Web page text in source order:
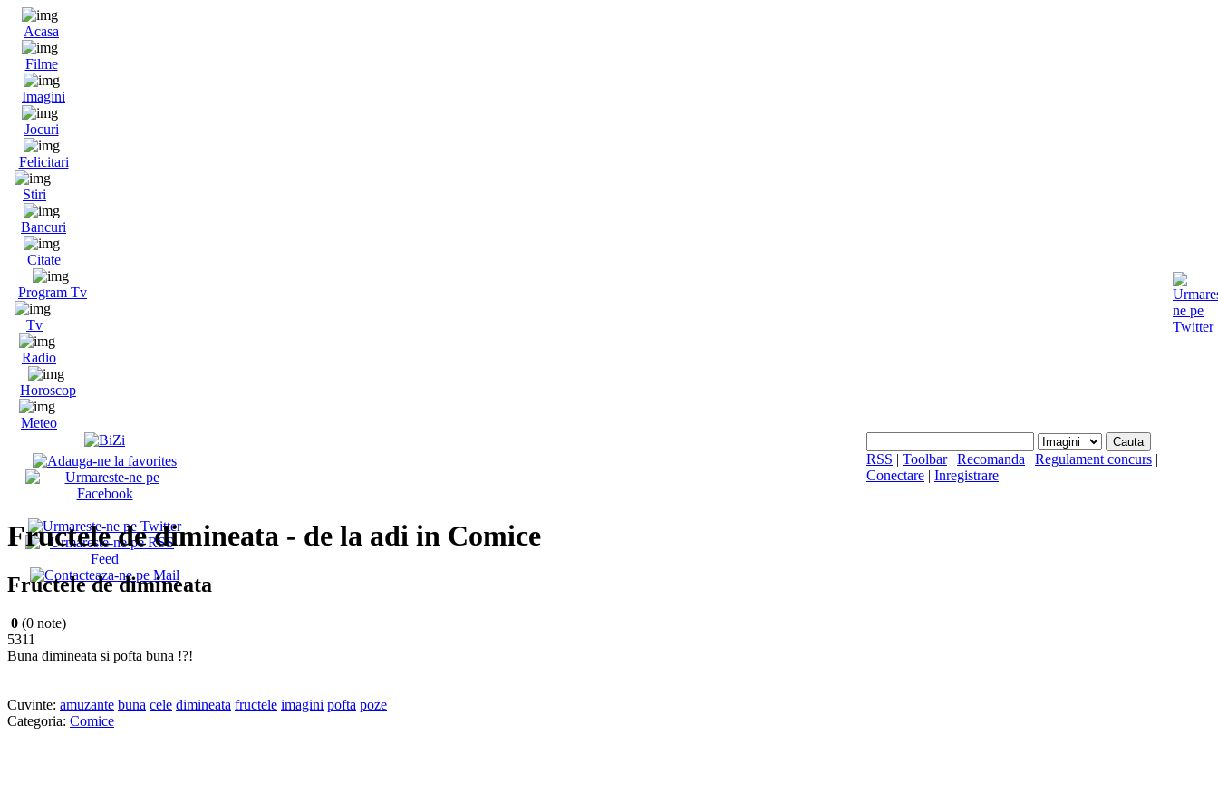
Acasa
Filme
Imagini
Jocuri
Felicitari
Stiri
Bancuri
Citate
Program Tv
Tv
Radio
Horoscop
Meteo
RSS | Toolbar| Recomanda | Regulament concurs |
Conectare | Inregistrare
Fructele de dimineata - de la adi in Comice
Fructele de dimineata
0 (0 note)
5311
Buna dimineata si pofta buna !?!
Cuvinte: amuzante buna cele dimineata fructele imagini pofta poze
Categoria: Comice